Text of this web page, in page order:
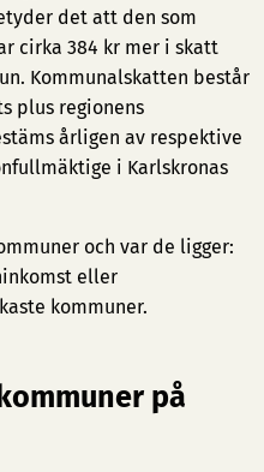
det att den som
cirka 384 kr mer i skatt
Kommunalskatten består
plus regionens
årligen av respektive
i Karlskronas
och var de ligger:
eller
kommuner.
på